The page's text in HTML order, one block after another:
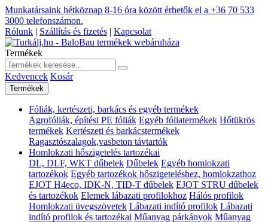
Munkatársaink hétköznap 8-16 óra között érhetők el a +36 70 533
3000 telefonszámon.
Rólunk | Szállítás és fizetés | Kapcsolat
Termékek
Kedvencek Kosár
Termékek
Fóliák, kertészeti, barkács és egyéb termékek
Agrofóliák, építési PE fóliák Egyéb fóliatermékek Hőtükrös
termékek Kertészeti és barkácstermékek
Ragasztószalagok,vasbeton távtartók
Homlokzati hőszigetelés tartozékai
DL, DLF, WKT dűbelek Dűbelek Egyéb homlokzati
tartozékok Egyéb tartozékok hőszigeteléshez, homlokzathoz
EJOT H4eco, IDK-N, TID-T dűbelek EJOT STRU dűbelek
és tartozékok Elemek lábazati profilokhoz Hálós profilok
Homlokzati üvegszövetek Lábazati indító profilok Lábazati
indító profilok és tartozékai Műanyag párkányok Műanyag